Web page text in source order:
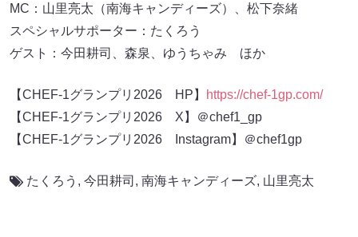
MC：山里亮太（南海キャンディーズ）、松下奈緒
スペシャルサポーター：たくろう
ゲスト：今田耕司、森泉、ゆうちゃみ ほか
【CHEF-1グランプリ2026 HP】
https://chef-1gp.com/
【CHEF-1グランプリ2026 X】＠chef1_gp
【CHEF-1グランプリ2026 Instagram】＠chef1gp
たくろう , 今田耕司 , 南海キャンディーズ, 山里亮太